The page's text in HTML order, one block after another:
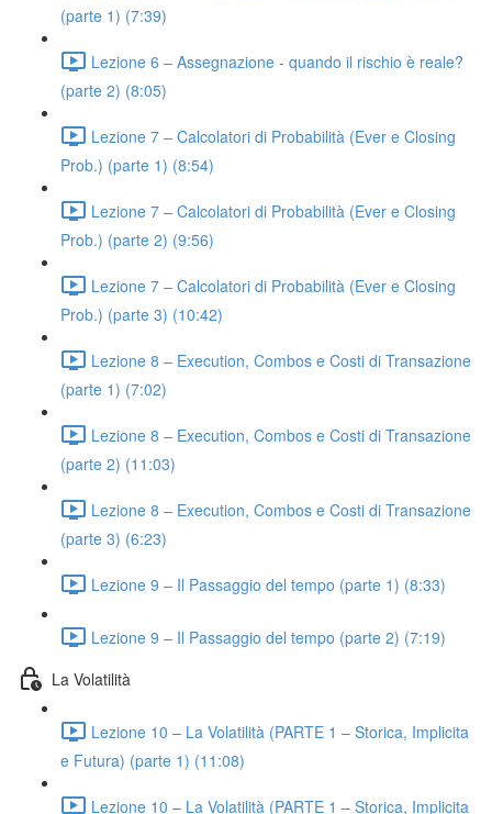
(parte 1) (7:39)
Lezione 6 – Assegnazione - quando il rischio è reale?
(parte 2) (8:05)
Lezione 7 – Calcolatori di Probabilità (Ever e Closing
Prob.) (parte 1) (8:54)
Lezione 7 – Calcolatori di Probabilità (Ever e Closing
Prob.) (parte 2) (9:56)
Lezione 7 – Calcolatori di Probabilità (Ever e Closing
Prob.) (parte 3) (10:42)
Lezione 8 – Execution, Combos e Costi di Transazione
(parte 1) (7:02)
Lezione 8 – Execution, Combos e Costi di Transazione
(parte 2) (11:03)
Lezione 8 – Execution, Combos e Costi di Transazione
(parte 3) (6:23)
Lezione 9 – Il Passaggio del tempo (parte 1) (8:33)
Lezione 9 – Il Passaggio del tempo (parte 2) (7:19)
La Volatilità
Lezione 10 – La Volatilità (PARTE 1 – Storica, Implicita
e Futura) (parte 1) (11:08)
Lezione 10 – La Volatilità (PARTE 1 – Storica, Implicita